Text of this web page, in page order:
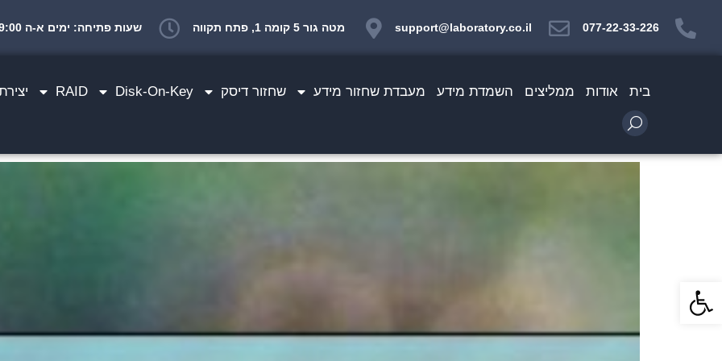
פתח סרגל נגישות
077-22-33-226
support@laboratory.co.il מטה גור 5 קומה 1, פתח תקווה שעות פתיחה: ימים א-ה 10:00-19:00 יום ו 10:00-14:00
בית אודות ממליצים השמדת מידע מעבדת שחזור מידע שחזור דיסק Disk-On-Key
RAID